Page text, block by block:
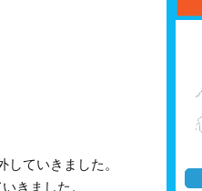
ていきました。
きました。